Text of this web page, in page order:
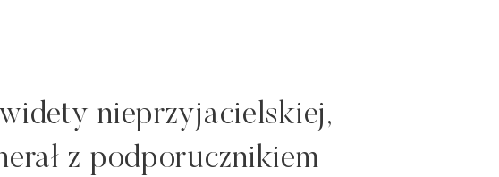
nieprzyjacielskiej,
z podporucznikiem